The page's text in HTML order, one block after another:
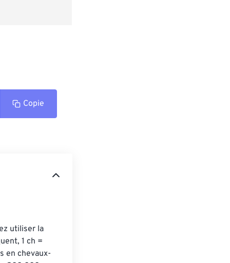
Copie
utiliser la
1 ch =
en chevaux-